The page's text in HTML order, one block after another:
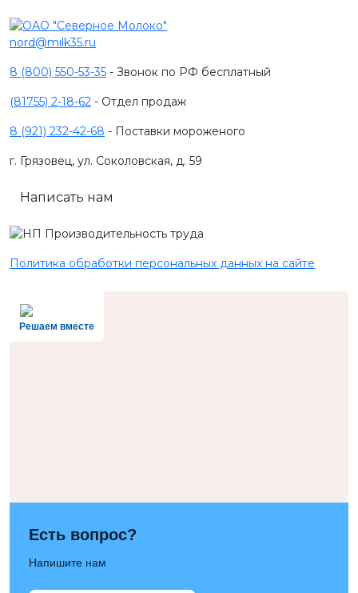
nord@milk35.ru
8 (800) 550-53-35 - Звонок по РФ бесплатный
(81755) 2-18-62 - Отдел продаж
8 (921) 232-42-68 - Поставки мороженого
г. Грязовец, ул. Соколовская, д. 59
Написать нам
Политика обработки персональных данных на сайте
Решаем вместе
Есть вопрос?
Напишите нам